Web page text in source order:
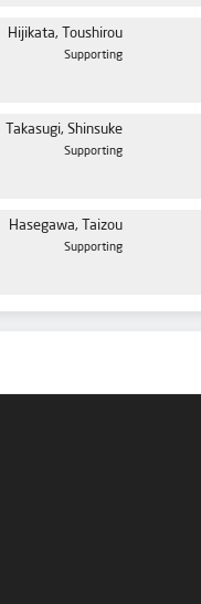
Hijikata, Toushirou
Supporting
Takasugi, Shinsuke
Supporting
Hasegawa, Taizou
Supporting